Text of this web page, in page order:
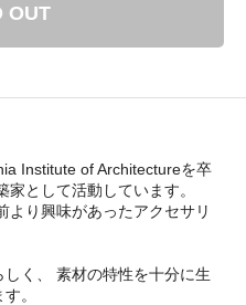
OUT
Institute of Architectureを卒
として活動しています。
より興味があったアクセサリ
く、 素材の特性を十分に生
。